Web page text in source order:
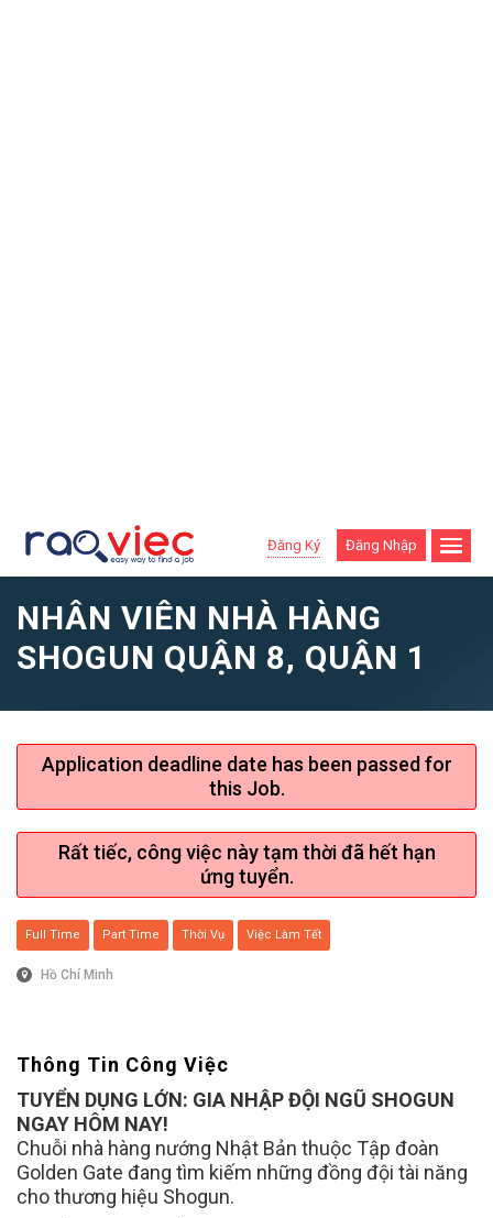
Đăng Ký Đăng Nhập
NHÂN VIÊN NHÀ HÀNG
SHOGUN QUẬN 8, QUẬN 1
Application deadline date has been passed for
this Job.
Rất tiếc, công việc này tạm thời đã hết hạn
ứng tuyển.
Full Time Part Time Thời Vụ Việc Làm Tết
Hồ Chí Minh
Thông Tin Công Việc
TUYỂN DỤNG LỚN: GIA NHẬP ĐỘI NGŨ SHOGUN
NGAY HÔM NAY!
Chuỗi nhà hàng nướng Nhật Bản thuộc Tập đoàn
Golden Gate đang tìm kiếm những đồng đội tài năng
cho thương hiệu Shogun.